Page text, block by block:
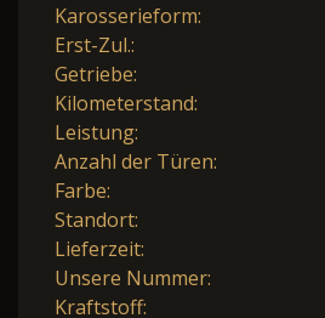
Karosserieform:
Erst-Zul.:
Getriebe:
Kilometerstand:
Leistung:
Anzahl der Türen:
Farbe:
Standort:
Lieferzeit:
Unsere Nummer:
Kraftstoff: